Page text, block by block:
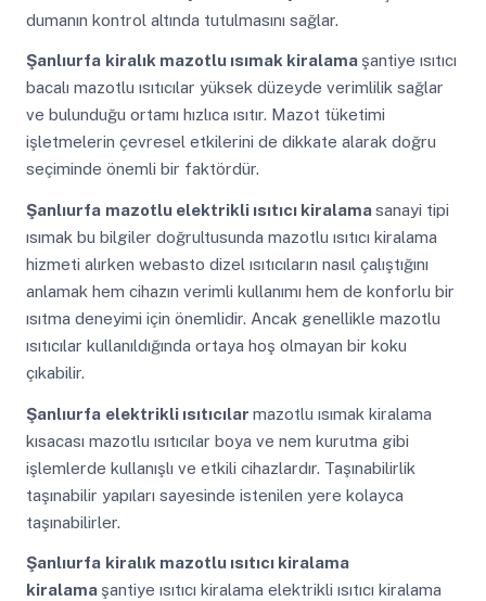
dumanın kontrol altında tutulmasını sağlar.
Şanlıurfa kiralık mazotlu ısımak kiralama şantiye ısıtıcı
bacalı mazotlu ısıtıcılar yüksek düzeyde verimlilik sağlar
ve bulunduğu ortamı hızlıca ısıtır. Mazot tüketimi
işletmelerin çevresel etkilerini de dikkate alarak doğru
seçiminde önemli bir faktördür.
Şanlıurfa mazotlu elektrikli ısıtıcı kiralamasanayi tipi
ısımak bu bilgiler doğrultusunda mazotlu ısıtıcı kiralama
hizmeti alırken webasto dizel ısıtıcıların nasıl çalıştığını
anlamak hem cihazın verimli kullanımı hem de konforlu bir
ısıtma deneyimi için önemlidir. Ancak genellikle mazotlu
ısıtıcılar kullanıldığında ortaya hoş olmayan bir koku
çıkabilir.
Şanlıurfa elektrikli ısıtıcılar mazotlu ısımak kiralama
kısacası mazotlu ısıtıcılar boya ve nem kurutma gibi
işlemlerde kullanışlı ve etkili cihazlardır. Taşınabilirlik
taşınabilir yapıları sayesinde istenilen yere kolayca
taşınabilirler.
Şanlıurfa kiralık mazotlu ısıtıcı kiralama
kiralama şantiye ısıtıcı kiralama elektrikli ısıtıcı kiralama